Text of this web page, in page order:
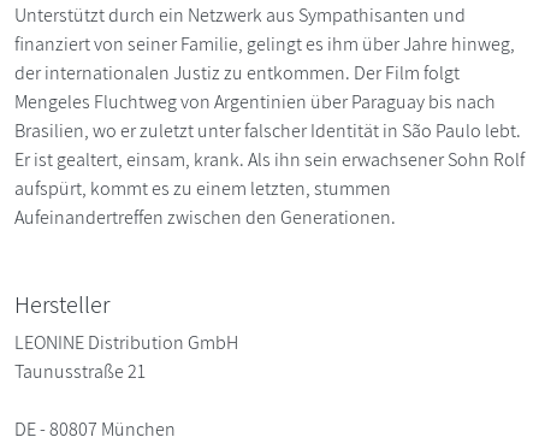
Unterstützt durch ein Netzwerk aus Sympathisanten und
finanziert von seiner Familie, gelingt es ihm über Jahre hinweg,
der internationalen Justiz zu entkommen. Der Film folgt
Mengeles Fluchtweg von Argentinien über Paraguay bis nach
Brasilien, wo er zuletzt unter falscher Identität in São Paulo lebt.
Er ist gealtert, einsam, krank. Als ihn sein erwachsener Sohn Rolf
aufspürt, kommt es zu einem letzten, stummen
Aufeinandertreffen zwischen den Generationen.
Hersteller
LEONINE Distribution GmbH
Taunusstraße 21
DE - 80807 München